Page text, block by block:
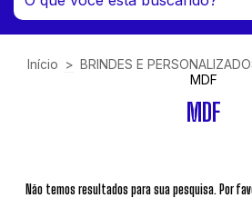
Início > BRINDES E
MDF
MDF
Não temos resultados para sua pesquisa. Por